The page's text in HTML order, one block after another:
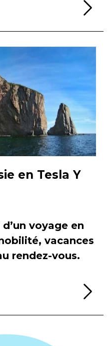
en Tesla Y
voyage en
vacances
rendez-vous.